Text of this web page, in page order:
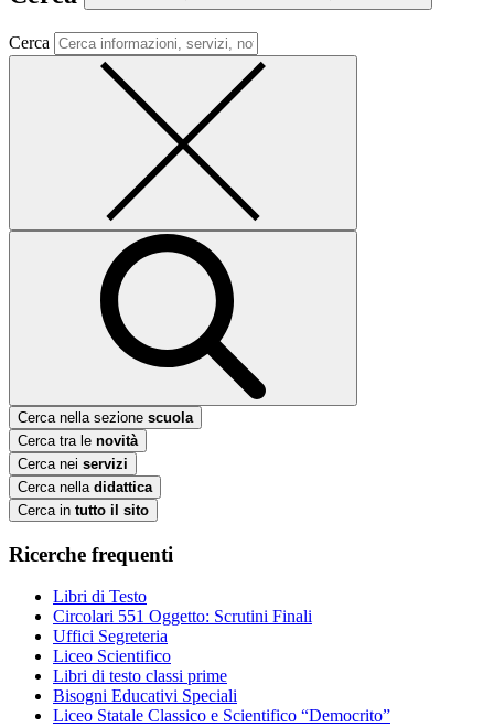
Cerca
Cerca nella sezione scuola
Cerca tra le novità
Cerca nei servizi
Cerca nella didattica
Cerca in tutto il sito
Ricerche frequenti
Libri di Testo
Circolari 551 Oggetto: Scrutini Finali
Uffici Segreteria
Liceo Scientifico
Libri di testo classi prime
Bisogni Educativi Speciali
Liceo Statale Classico e Scientifico “Democrito”